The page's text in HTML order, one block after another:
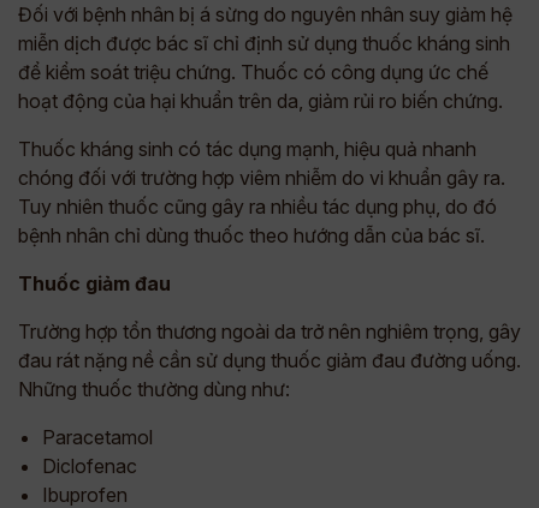
Đối với bệnh nhân bị á sừng do nguyên nhân suy giảm hệ
miễn dịch được bác sĩ chỉ định sử dụng thuốc kháng sinh
để kiểm soát triệu chứng. Thuốc có công dụng ức chế
hoạt động của hại khuẩn trên da, giảm rủi ro biến chứng.
Thuốc kháng sinh có tác dụng mạnh, hiệu quả nhanh
chóng đối với trường hợp viêm nhiễm do vi khuẩn gây ra.
Tuy nhiên thuốc cũng gây ra nhiều tác dụng phụ, do đó
bệnh nhân chỉ dùng thuốc theo hướng dẫn của bác sĩ.
Thuốc giảm đau
Trường hợp tổn thương ngoài da trở nên nghiêm trọng, gây
đau rát nặng nề cần sử dụng thuốc giảm đau đường uống.
Những thuốc thường dùng như:
Paracetamol
Diclofenac
Ibuprofen